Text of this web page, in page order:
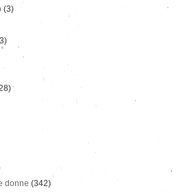
(3)
donne (342)